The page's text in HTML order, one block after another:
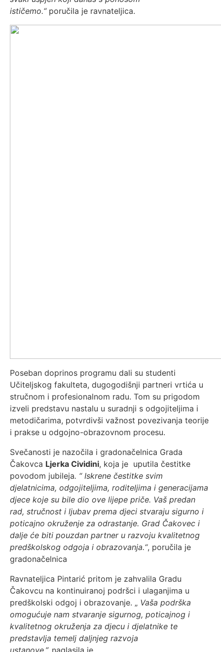
ističemo.“ poručila je ravnateljica.
Poseban doprinos programu dali su studenti
Učiteljskog fakulteta, dugogodišnji partneri vrtića u
stručnom i profesionalnom radu. Tom su prigodom
izveli predstavu nastalu u suradnji s odgojiteljima i
metodičarima, potvrdivši važnost povezivanja teorije
i prakse u odgojno-obrazovnom procesu.
Svečanosti je nazočila i gradonačelnica Grada
Čakovca Ljerka Cividini, koja je uputila čestitke
povodom jubileja. “ Iskrene čestitke svim
djelatnicima, odgojiteljima, roditeljima i generacijama
djece koje su bile dio ove lijepe priče. Vaš predan
rad, stručnost i ljubav prema djeci stvaraju sigurno i
poticajno okruženje za odrastanje. Grad Čakovec i
dalje će biti pouzdan partner u razvoju kvalitetnog
predškolskog odgoja i obrazovanja.“, poručila je
gradonačelnica
Ravnateljica Pintarić pritom je zahvalila Gradu
Čakovcu na kontinuiranoj podršci i ulaganjima u
predškolski odgoj i obrazovanje. „ Vaša podrška
omogućuje nam stvaranje sigurnog, poticajnog i
kvalitetnog okruženja za djecu i djelatnike te
predstavlja temelj daljnjeg razvoja
ustanove.”, naglasila je.